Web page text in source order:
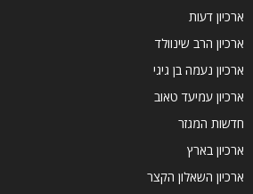
ארכיון דעות
ארכיון הרב שינוולד
ארכיון נעמה בן גיגי
ארכיון עמיעד טאוב
חדשות המגזר
ארכיון בארץ
ארכיון השאלון הקצר